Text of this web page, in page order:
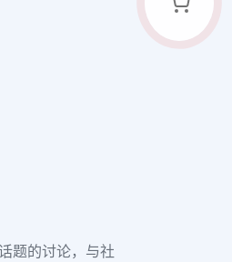
题的讨论，与社